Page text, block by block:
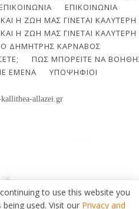
ΕΠΙΚΟΙΝΩΝΊΑ
Η ΖΩΉ ΜΑΣ ΓΊΝΕΤΑΙ ΚΑΛΎΤΕΡΗ
Η ΖΩΉ ΜΑΣ ΓΊΝΕΤΑΙ ΚΑΛΎΤΕΡΗ
Ο ΔΗΜΉΤΡΗΣ ΚΆΡΝΑΒΟΣ
ΠΩΣ ΜΠΟΡΕΊΤΕ ΝΑ
ΕΜΈΝΑ
ΥΠΟΨΉΦΙΟΙ
allazei.gr
to use this website you
used. Visit our Privacy and